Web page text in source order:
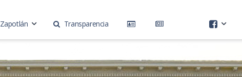
Zapotlán Transparencia